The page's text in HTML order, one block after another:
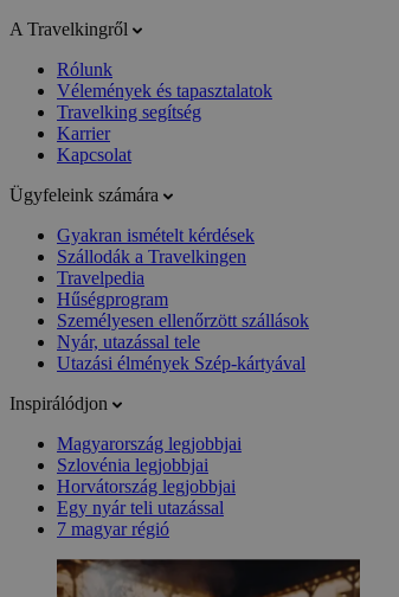
A Travelkingről
Rólunk
Vélemények és tapasztalatok
Travelking segítség
Karrier
Kapcsolat
Ügyfeleink számára
Gyakran ismételt kérdések
Szállodák a Travelkingen
Travelpedia
Hűségprogram
Személyesen ellenőrzött szállások
Nyár, utazással tele
Utazási élmények Szép-kártyával
Inspirálódjon
Magyarország legjobbjai
Szlovénia legjobbjai
Horvátország legjobbjai
Egy nyár teli utazással
7 magyar régió